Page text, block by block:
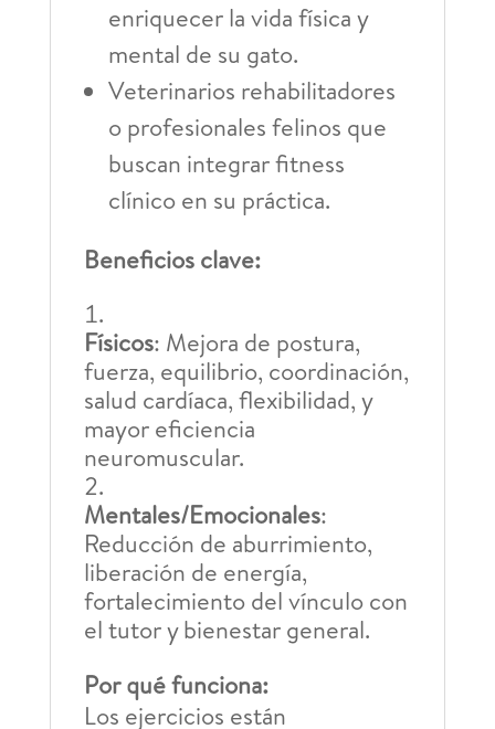
enriquecer la vida física y
mental de su gato.
Veterinarios rehabilitadores
o profesionales felinos que
buscan integrar fitness
clínico en su práctica.
Beneficios clave:
Físicos: Mejora de postura,
fuerza, equilibrio, coordinación,
salud cardíaca, flexibilidad, y
mayor eficiencia
neuromuscular.
Mentales/Emocionales:
Reducción de aburrimiento,
liberación de energía,
fortalecimiento del vínculo con
el tutor y bienestar general.
Por qué funciona:
Los ejercicios están